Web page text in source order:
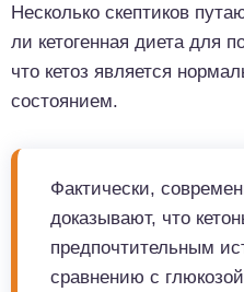
Несколько скептиков
ли кетогенная диета для
что кетоз является
состоянием.
Фактически,
доказывают, что
предпочтительным
сравнению с